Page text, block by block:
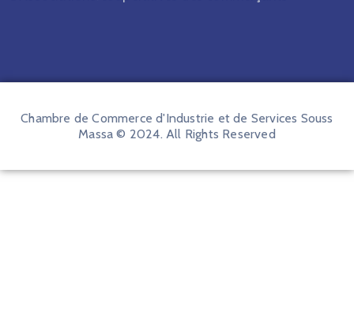
Chambre de Commerce d'Industrie et de Services Souss
Massa © 2024. All Rights Reserved